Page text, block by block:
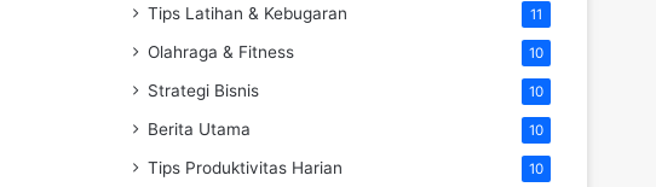
Tips Latihan & Kebugaran 11
Olahraga & Fitness 10
Strategi Bisnis 10
Berita Utama 10
Tips Produktivitas Harian 10